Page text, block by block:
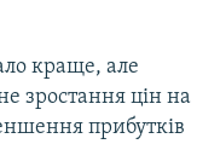
краще, але
зростання цін на
прибутків